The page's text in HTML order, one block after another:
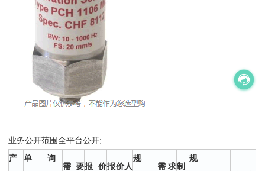
业务公开范围全平台公开;
产
单
询
需要报价报价人
规
需求制
规